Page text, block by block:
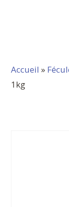
Accueil »
1kg